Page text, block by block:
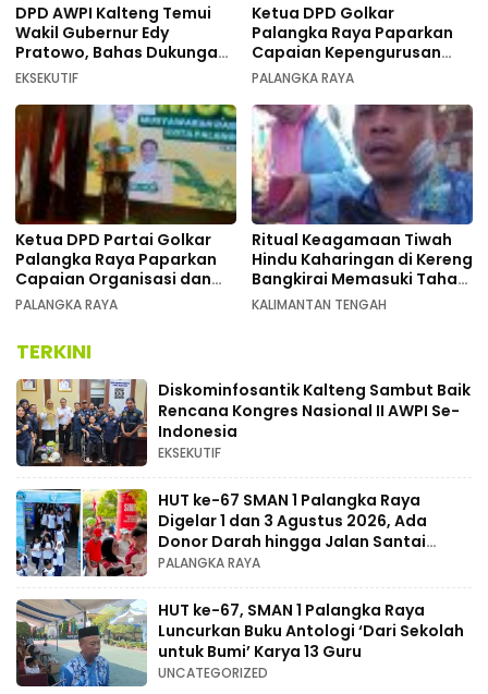
DPD AWPI Kalteng Temui
Wakil Gubernur Edy
Pratowo, Bahas Dukungan
Kongres Nasional II AWPI di
EKSEKUTIF
Ketua DPD Golkar
Palangka Raya Paparkan
Capaian Kepengurusan
pada Pembukaan Musda XI
PALANGKA RAYA
Ketua DPD Partai Golkar
Palangka Raya Paparkan
Capaian Organisasi dan
Kemenangan Pemilu pada
PALANGKA RAYA
Ritual Keagamaan Tiwah
Hindu Kaharingan di Kereng
Bangkirai Memasuki Tahap
Akhir
KALIMANTAN TENGAH
TERKINI
Diskominfosantik Kalteng Sambut Baik
Rencana Kongres Nasional II AWPI Se-
Indonesia
EKSEKUTIF
HUT ke-67 SMAN 1 Palangka Raya
Digelar 1 dan 3 Agustus 2026, Ada
Donor Darah hingga Jalan Santai
Berhadiah Doorprize
PALANGKA RAYA
HUT ke-67, SMAN 1 Palangka Raya
Luncurkan Buku Antologi ‘Dari Sekolah
untuk Bumi’ Karya 13 Guru
UNCATEGORIZED